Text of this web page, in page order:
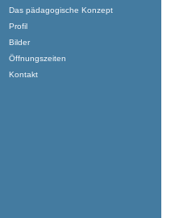
Das pädagogische Konzept
Profil
Bilder
Öffnungszeiten
Kontakt